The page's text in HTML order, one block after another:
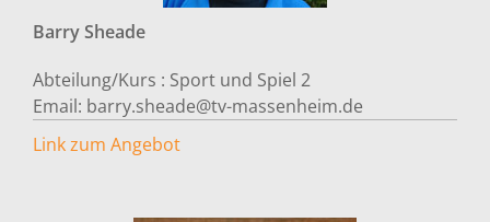
BarrySheade
Abteilung/Kurs : Sport und Spiel 2
Email: barry.sheade@tv-massenheim.de
Link zum Angebot